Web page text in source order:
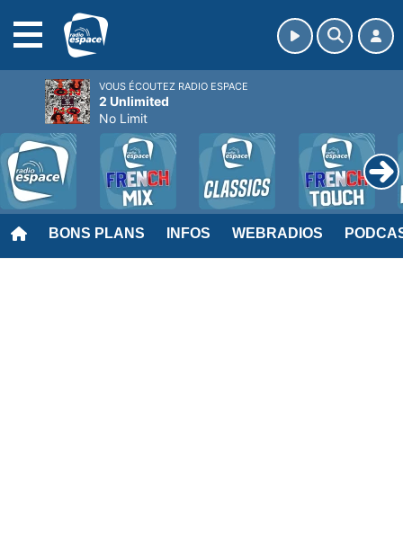
BONS PLANS INFOS WEBRADIOS
VOUS ÉCOUTEZ RADIO ESPACE
2 Unlimited
No Limit